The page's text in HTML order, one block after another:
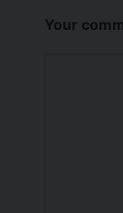
Your